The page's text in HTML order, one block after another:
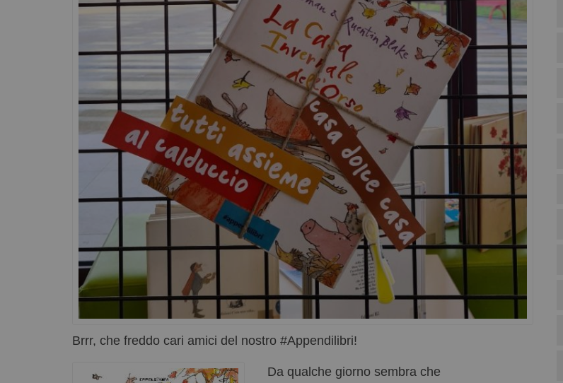
Brrr, che freddo cari amici del nostro #Appendilibri!
Da qualche giorno sembra che